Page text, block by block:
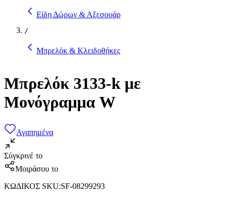
Είδη Δώρων & Αξεσουάρ
/
Μπρελόκ & Κλειδοθήκες
Μπρελόκ 3133-k με
Μονόγραμμα W
Αγαπημένα
Σύγκρινέ το
Μοιράσου το
ΚΩΔΙΚΟΣ SKU:SF-08299293